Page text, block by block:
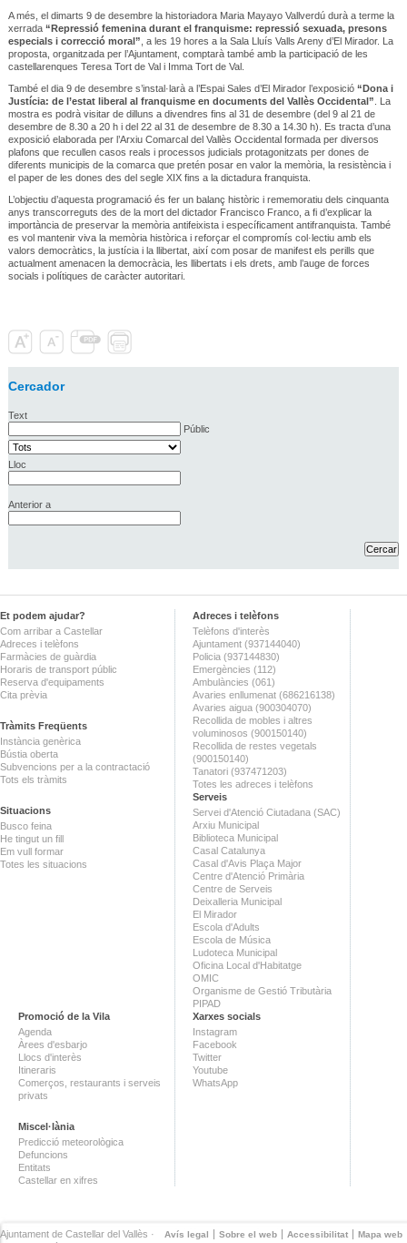
A més, el dimarts 9 de desembre la historiadora Maria Mayayo Vallverdú durà a terme la
xerrada “Repressió femenina durant el franquisme: repressió sexuada, presons
especials i correcció moral” , a les 19 hores a la Sala Lluís Valls Areny d’El Mirador. La
proposta, organitzada per l’Ajuntament, comptarà també amb la participació de les
castellarenques Teresa Tort de Val i Imma Tort de Val.
També el dia 9 de desembre s’instal·larà a l’Espai Sales d’El Mirador l’exposició “Dona i
Justícia: de l’estat liberal al franquisme en documents del Vallès Occidental” . La
mostra es podrà visitar de dilluns a divendres fins al 31 de desembre (del 9 al 21 de
desembre de 8.30 a 20 h i del 22 al 31 de desembre de 8.30 a 14.30 h). Es tracta d’una
exposició elaborada per l’Arxiu Comarcal del Vallès Occidental formada per diversos
plafons que recullen casos reals i processos judicials protagonitzats per dones de
diferents municipis de la comarca que pretén posar en valor la memòria, la resistència i
el paper de les dones des del segle XIX fins a la dictadura franquista.
L’objectiu d’aquesta programació és fer un balanç històric i rememoratiu dels cinquanta
anys transcorreguts des de la mort del dictador Francisco Franco, a fi d’explicar la
importància de preservar la memòria antifeixista i específicament antifranquista. També
es vol mantenir viva la memòria històrica i reforçar el compromís col·lectiu amb els
valors democràtics, la justícia i la llibertat, així com posar de manifest els perills que
actualment amenacen la democràcia, les llibertats i els drets, amb l’auge de forces
socials i polítiques de caràcter autoritari.
Cercador
Text
Públic
Lloc
Anterior a
Et podem ajudar?
Com arribar a Castellar
Adreces i telèfons
Farmàcies de guàrdia
Horaris de transport públic
Reserva d'equipaments
Cita prèvia
Tràmits Freqüents
Instància genèrica
Bústia oberta
Subvencions per a la contractació
Tots els tràmits
Situacions
Busco feina
He tingut un fill
Em vull formar
Totes les situacions
Adreces i telèfons
Telèfons d'interès
Ajuntament (937144040)
Policia (937144830)
Emergències (112)
Ambulàncies (061)
Avaries enllumenat (686216138)
Avaries aigua (900304070)
Recollida de mobles i altres
voluminosos (900150140)
Recollida de restes vegetals
(900150140)
Tanatori (937471203)
Totes les adreces i telèfons
Serveis
Servei d'Atenció Ciutadana (SAC)
Arxiu Municipal
Biblioteca Municipal
Casal Catalunya
Casal d'Avis Plaça Major
Centre d'Atenció Primària
Centre de Serveis
Deixalleria Municipal
El Mirador
Escola d'Adults
Escola de Música
Ludoteca Municipal
Oficina Local d'Habitatge
OMIC
Organisme de Gestió Tributària
PIPAD
Promoció de la Vila
Agenda
Àrees d'esbarjo
Llocs d'interès
Itineraris
Comerços, restaurants i serveis
privats
Miscel·lània
Predicció meteorològica
Defuncions
Entitats
Castellar en xifres
Xarxes socials
Instagram
Facebook
Twitter
Youtube
WhatsApp
Avís legal Sobre el web Accessibilitat Mapa web
Ajuntament de Castellar del Vallès ·